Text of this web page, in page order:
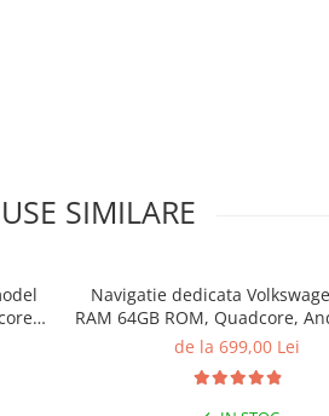
SIMILARE
Navigatie dedicata
RAM 64GB ROM, Quadcore,
Display QLED, 9",de la 699,00 Lei